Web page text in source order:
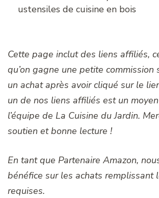
ustensiles de cuisine en bois
Cette page inclut des liens affiliés,
qu’on gagne une petite commission
un achat après avoir cliqué sur le
un de nos liens affiliés est un
l’équipe de La Cuisine du Jardin.
soutien et bonne lecture !
En tant que Partenaire Amazon,
bénéfice sur les achats remplissant
requises.